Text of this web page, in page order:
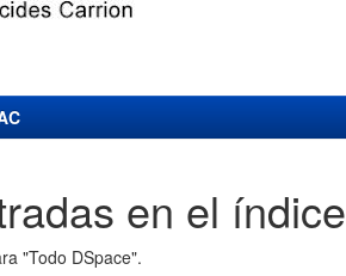
en el índice
"Todo DSpace".